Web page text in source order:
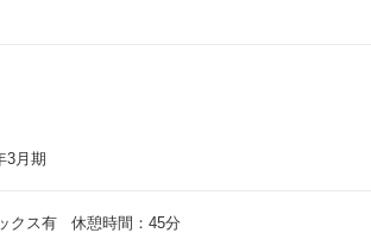
3月期
クス有 休憩時間：45分